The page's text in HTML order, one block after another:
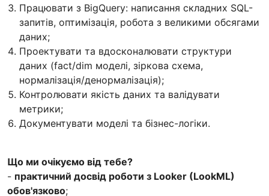
Працювати з BigQuery: написання складних SQL-
запитів, оптимізація, робота з великими обсягами
даних;
Проектувати та вдосконалювати структури
даних (fact/dim моделі, зіркова схема,
нормалізація/денормалізація);
Контролювати якість даних та валідувати
метрики;
Документувати моделі та бізнес-логіки.
Що ми очікуємо від тебе?
- практичний досвід роботи з Looker (LookML)
обов'язково;